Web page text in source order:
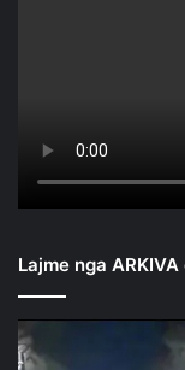
Lajme nga
Mbyllen
fjalimet